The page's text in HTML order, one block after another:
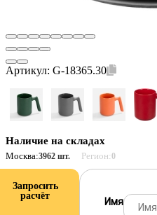
Артикул: G-18365.30
Наличие на складах
Москва:3962 шт. Регион:0
Запросить
расчёт
Имя